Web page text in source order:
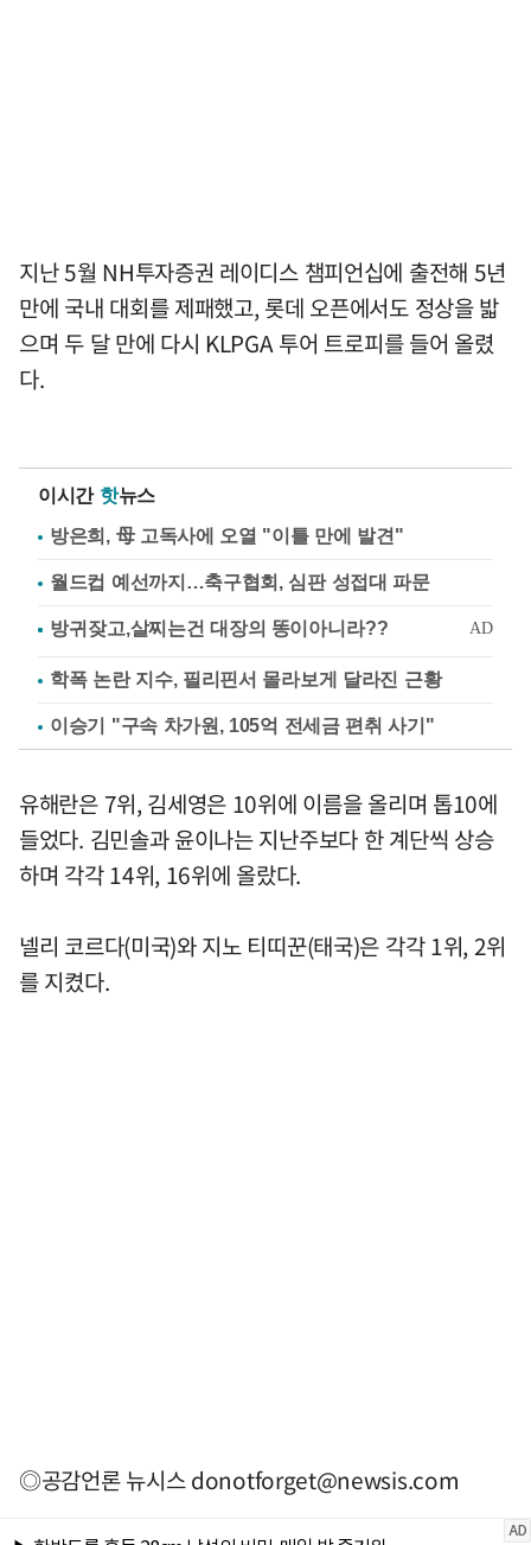
지난 5월 NH투자증권 레이디스 챔피언십에 출전해 5년
만에 국내 대회를 제패했고, 롯데 오픈에서도 정상을 밟
으며 두 달 만에 다시 KLPGA 투어 트로피를 들어 올렸
다.
이시간 핫뉴스
방은희, 母 고독사에 오열 "이틀 만에 발견"
월드컵 예선까지…축구협회, 심판 성접대 파문
학폭 논란 지수, 필리핀서 몰라보게 달라진 근황
이승기 "구속 차가원, 105억 전세금 편취 사기"
유해란은 7위, 김세영은 10위에 이름을 올리며 톱10에
들었다. 김민솔과 윤이나는 지난주보다 한 계단씩 상승
하며 각각 14위, 16위에 올랐다.
넬리 코르다(미국)와 지노 티띠꾼(태국)은 각각 1위, 2위
를 지켰다.
◎공감언론 뉴시스donotforget@newsis.com